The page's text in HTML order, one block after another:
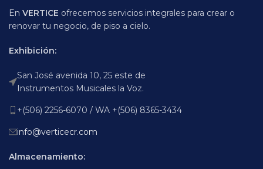
En VERTICE ofrecemos servicios integrales para crear o
renovar tu negocio, de piso a cielo.
Exhibición:
San José avenida 10, 25 este de
Instrumentos Musicales la Voz.
+(506) 2256-6070 / WA +(506) 8365-3434
info@verticecr.com
Almacenamiento: